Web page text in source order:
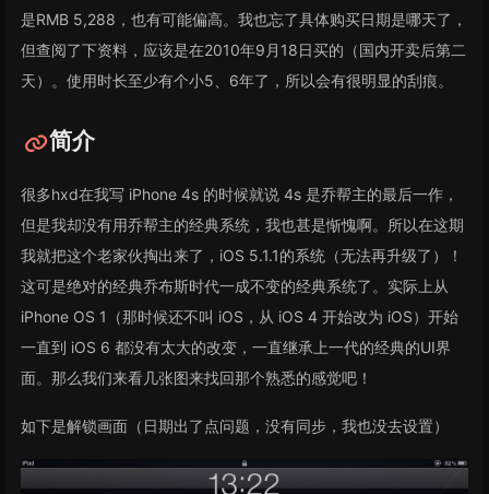
是RMB 5,288，也有可能偏高。我也忘了具体购买日期是哪天了，
但查阅了下资料，应该是在2010年9月18日买的（国内开卖后第二
天）。使用时长至少有个小5、6年了，所以会有很明显的刮痕。
简介
很多hxd在我写 iPhone 4s 的时候就说 4s 是乔帮主的最后一作，
但是我却没有用乔帮主的经典系统，我也甚是惭愧啊。所以在这期
我就把这个老家伙掏出来了，iOS 5.1.1的系统（无法再升级了）！
这可是绝对的经典乔布斯时代一成不变的经典系统了。实际上从
iPhone OS 1（那时候还不叫 iOS，从 iOS 4 开始改为 iOS）开始
一直到 iOS 6 都没有太大的改变，一直继承上一代的经典的UI界
面。那么我们来看几张图来找回那个熟悉的感觉吧！
如下是解锁画面（日期出了点问题，没有同步，我也没去设置）